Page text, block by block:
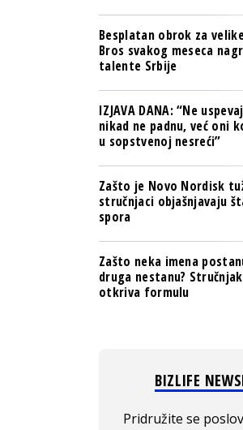
Besplatan obrok za
Bros svakog meseca
talente Srbije
IZJAVA DANA: “Ne
nikad ne padnu, već oni
u sopstvenoj nesreći”
Zašto je Novo Nordisk
stručnjaci objašnjavaju
spora
Zašto neka imena
druga nestanu?
otkriva formulu
BIZLIFE
Pridružite se